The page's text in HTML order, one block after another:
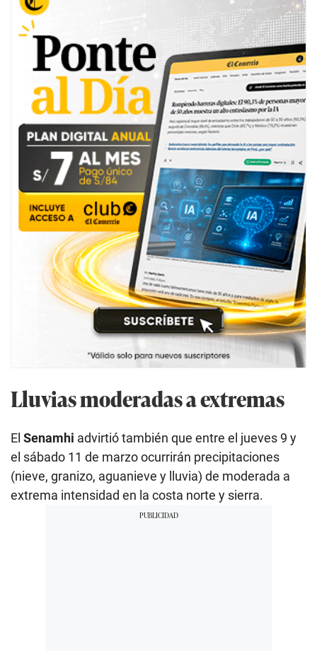
Lluvias moderadas a extremas
El Senamhi advirtió también que entre el jueves 9 y
el sábado 11 de marzo ocurrirán precipitaciones
(nieve, granizo, aguanieve y lluvia) de moderada a
extrema intensidad en la costa norte y sierra.